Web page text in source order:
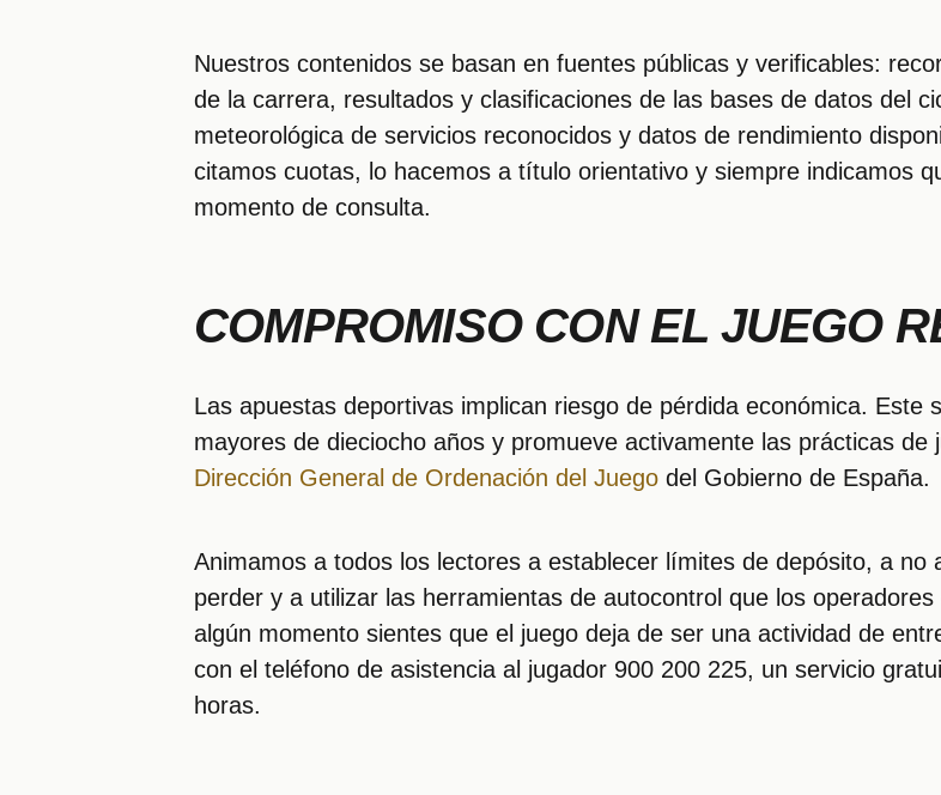
Nuestros contenidos se basan en fuentes públicas y verificables:
de la carrera, resultados y clasificaciones de las bases de datos del
meteorológica de servicios reconocidos y datos de rendimiento
citamos cuotas, lo hacemos a título orientativo y siempre indicamos
momento de consulta.
COMPROMISO CON EL JUEGO
Las apuestas deportivas implican riesgo de pérdida económica. Este
mayores de dieciocho años y promueve activamente las prácticas de
Dirección General de Ordenación del Juego del Gobierno de España.
Animamos a todos los lectores a establecer límites de depósito, a
perder y a utilizar las herramientas de autocontrol que los
algún momento sientes que el juego deja de ser una actividad de
con el teléfono de asistencia al jugador 900 200 225, un servicio
horas.